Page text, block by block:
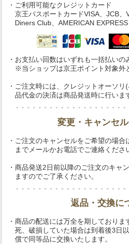
・ご利用可能なクレジットカード
京王パスポートカードVISA、JCB、
Diners Club、AMERICAN EXPRESS
・お支払い回数はいずれも一括払いの
※当ショップは京王ポイント対象外
・ご注文時には、クレジットオーソ
品代金の決済は商品発送時に行いま
変更・キャンセ
・ご注文のキャンセルをご希望の場
までメールかお電話でご連絡くださ
・商品発送2日前以降のご注文のキャ
ますのでご了承ください。
返品・交換に
・商品の配送には万全を期しており
死、破損していた場合は到着後3日
償で同等品に交換いたします。